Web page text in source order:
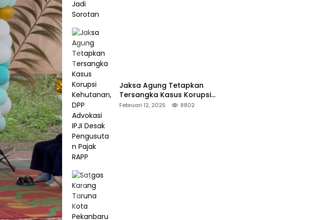
Jaksa Agung Tetapkan
Tersangka Kasus Korupsi
Kehutanan, DPP Advokasi IPJI
Februari 12, 2025 8802